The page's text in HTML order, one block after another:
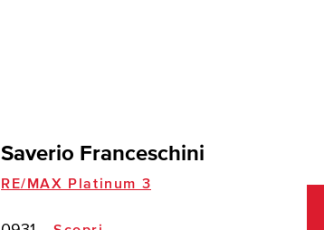
Saverio Franceschini
RE/MAX Platinum 3